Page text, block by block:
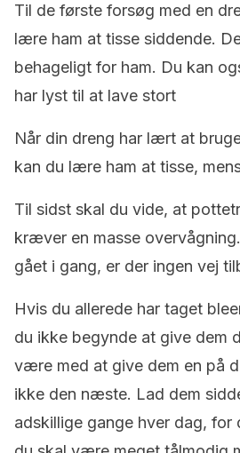
Til de første forsøg med en
lære ham at tisse siddende.
behageligt for ham. Du kan
har lyst til at lave stort
Når din dreng har lært at
kan du lære ham at tisse,
Til sidst skal du vide, at
kræver en masse
gået i gang, er der ingen vej
Hvis du allerede har taget
du ikke begynde at give dem
være med at give dem en på
ikke den næste. Lad dem
adskillige gange hver dag, for